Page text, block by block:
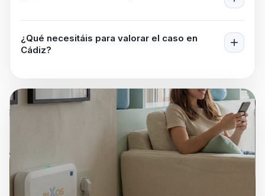
¿Qué necesitáis para valorar el caso en
Cádiz?